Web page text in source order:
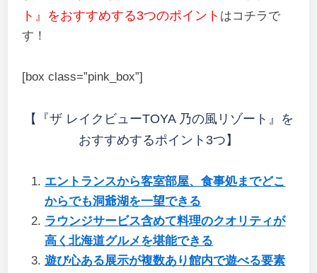
ト』をおすすめする3つのポイント はコチラで
す！
[box class=”pink_box”]
【『ザ レイクビューTOYA 乃の風リゾート』を
おすすめするポイント3つ】
エントランスから客室部屋、食事処までどこ
からでも洞爺湖を一望できる
ラウンジサービス含めて料理のクオリティが
高く北海道グルメを堪能できる
遊び心ある展示が複数あり館内で遊べる要素